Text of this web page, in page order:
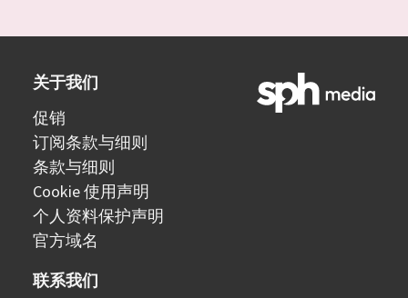
关于我们
促销
订阅条款与细则
条款与细则
Cookie 使用声明
个人资料保护声明
官方域名
联系我们